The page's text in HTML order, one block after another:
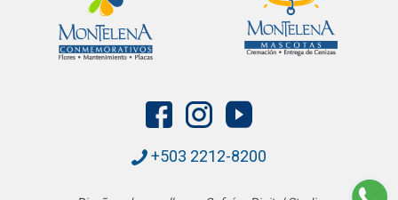
+503 2212-8200